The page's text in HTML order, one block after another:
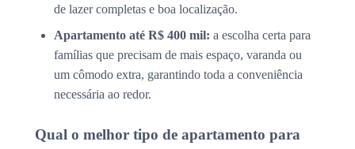
de lazer completas e boa localização.
Apartamento até R$ 400 mil: a escolha certa para
famílias que precisam de mais espaço, varanda ou
um cômodo extra, garantindo toda a conveniência
necessária ao redor.
Qual o melhor tipo de apartamento para